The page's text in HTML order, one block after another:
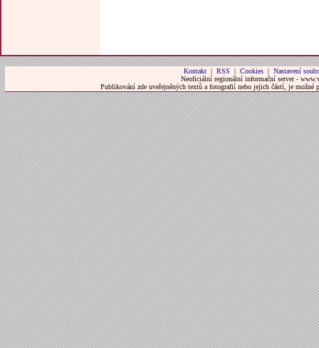
Kontakt| RSS | Cookies| Nastavení
Neoficiální regionální informační server -
Publikování zde uveřejněných textů a fotografií nebo jejich částí, je možné